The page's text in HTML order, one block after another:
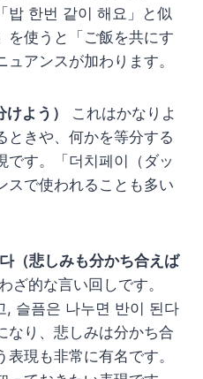
밥 한번 같이 해요」と似
を使うと「ご飯を共にす
アンスが加わります。
よう）
これはかなりよ
ときや、何かを等分する
です。「더치페이（ダッ
スで使われることも多い
（悲しみも分かち合えば
ざ的な言い回しです。
, 슬픔은 나누면 반이 된다
なり、悲しみは分かち合
現も非常に有名です。